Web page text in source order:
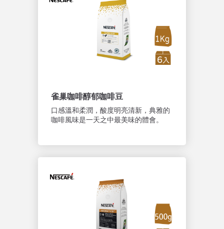
雀巢咖啡醇郁咖啡豆
口感溫和柔潤，酸度明亮清新，典雅的
咖啡風味是一天之中最美味的體會。